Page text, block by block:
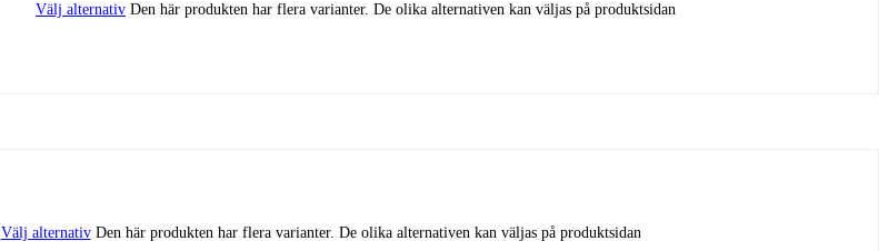
Välj alternativ Den här produkten har flera varianter. De olika alternativen kan väljas på produktsidan
Välj alternativ Den här produkten har flera varianter. De olika alternativen kan väljas på produktsidan